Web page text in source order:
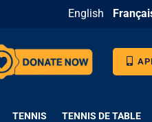
English
TENNIS TENNIS DE TABLE